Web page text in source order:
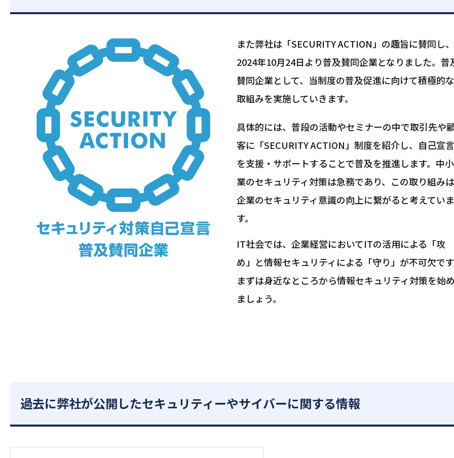
また弊社は「SECURITY ACTION」の趣旨に賛同し、
2024年10月24日より普及賛同企業となりました。普
賛同企業として、当制度の普及促進に向けて積極的な
取組みを実施していきます。
具体的には、普段の活動やセミナーの中で取引先や
客に「SECURITY ACTION」制度を紹介し、自己宣言
を支援・サポートすることで普及を推進します。中
業のセキュリティ対策は急務であり、この取り組みは
企業のセキュリティ意識の向上に繋がると考えていま
す。
IT社会では、企業経営においてITの活用による「攻
め」と情報セキュリティによる「守り」が不可欠です
まずは身近なところから情報セキュリティ対策を始め
ましょう。
過去に弊社が公開したセキュリティーやサイバーに関する情報